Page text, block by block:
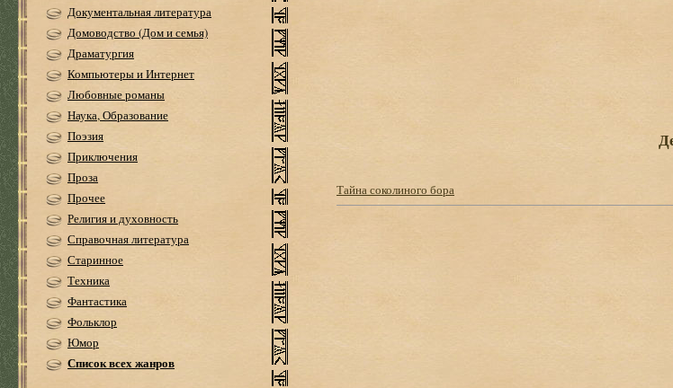
Документальная литература
Домоводство (Дом и семья)
Драматургия
Компьютеры и Интернет
Любовные романы
Наука, Образование
Поэзия
Приключения
Проза
Прочее
Религия и духовность
Справочная литература
Старинное
Техника
Фантастика
Фольклор
Юмор
Список всех жанров
Тайна соколиного бора